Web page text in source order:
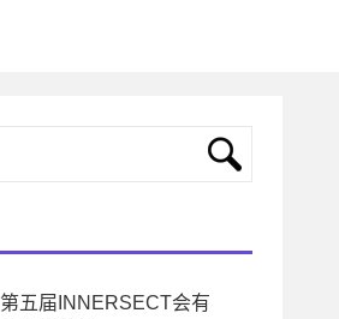
第五届INNERSECT会有